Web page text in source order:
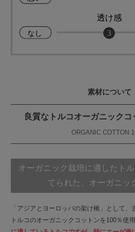
素材について
良質なトルコオーガニックコ
ORGANIC COTTON
オーガニック栽培に適したト
てられた、オーガニッ
「アジアとヨーロッパの架け橋」として
トルコのオーガニックコットンを100％使用